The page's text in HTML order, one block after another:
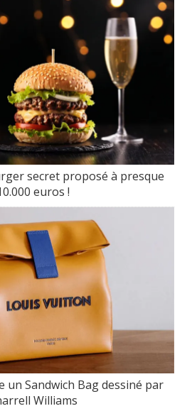
secret proposé à presque
euros !
un Sandwich Bag dessiné par
Williams